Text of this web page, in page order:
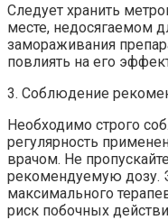
Следует хранить
месте, недосягаемом
замораживания
повлиять на его
3. Соблюдение
Необходимо строго
регулярность
врачом. Не
рекомендуемую дозу.
максимального
риск побочных